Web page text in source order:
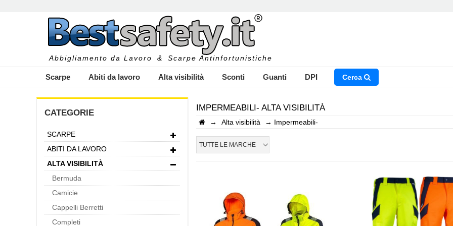
Abbigliamento da Lavoro & Scarpe Antinfortunistiche
Scarpe Abiti da lavoro Alta visibilità Sconti Guanti DPI Cerca
INSERISCI IL NOME DEL PRODOTTO CHE STAI
CATEGORIE
SCARPE
ABITI DA LAVORO
ALTA VISIBILITÀ
Bermuda
Camicie
Cappelli Berretti
Completi
IMPERMEABILI- ALTA VISIBILITÀ
→ Alta visibilità → Impermeabili-
TUTTE LE MARCHE